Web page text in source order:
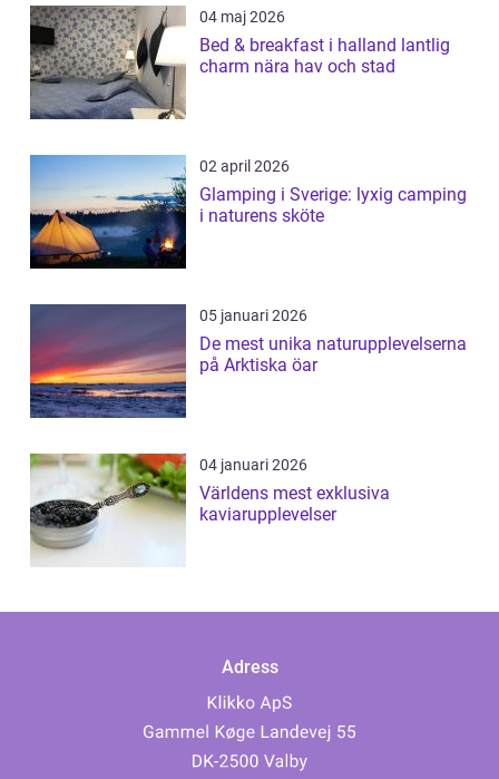
04 maj 2026
Bed & breakfast i halland lantlig
charm nära hav och stad
02 april 2026
Glamping i Sverige: lyxig camping
i naturens sköte
05 januari 2026
De mest unika naturupplevelserna
på Arktiska öar
04 januari 2026
Världens mest exklusiva
kaviarupplevelser
Adress